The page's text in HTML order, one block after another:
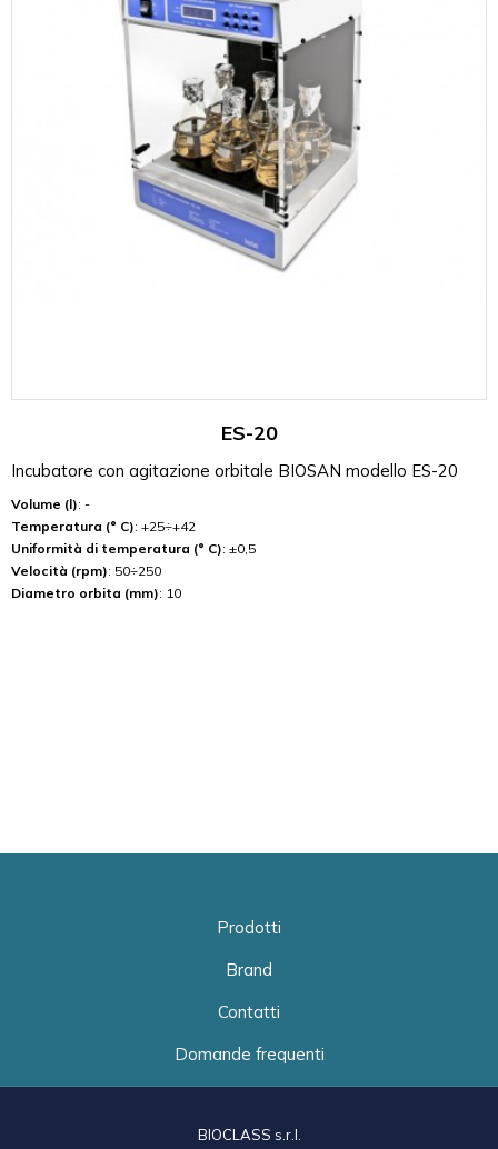
ES-20
Incubatore con agitazione orbitale BIOSAN modello ES-20
Volume (l): -
Temperatura (° C): +25÷+42
Uniformità di temperatura (° C): ±0,5
Velocità (rpm): 50÷250
Diametro orbita (mm): 10
Prodotti
Brand
Contatti
Domande frequenti
BIOCLASS s.r.l.